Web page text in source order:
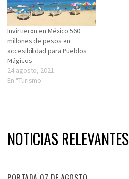
Invirtieron en México 560
millones de pesos en
accesibilidad para Pueblos
Mágicos
24 agosto, 2021
En "Turismo"
NOTICIAS RELEVANTES